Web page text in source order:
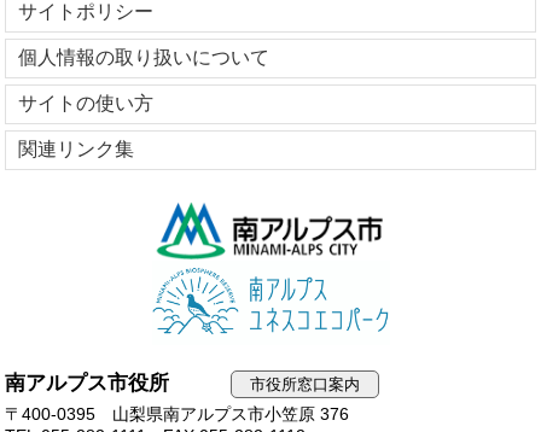
サイトポリシー
個人情報の取り扱いについて
サイトの使い方
関連リンク集
南アルプス市役所 市役所窓口案内
〒400-0395 山梨県南アルプス市小笠原 376